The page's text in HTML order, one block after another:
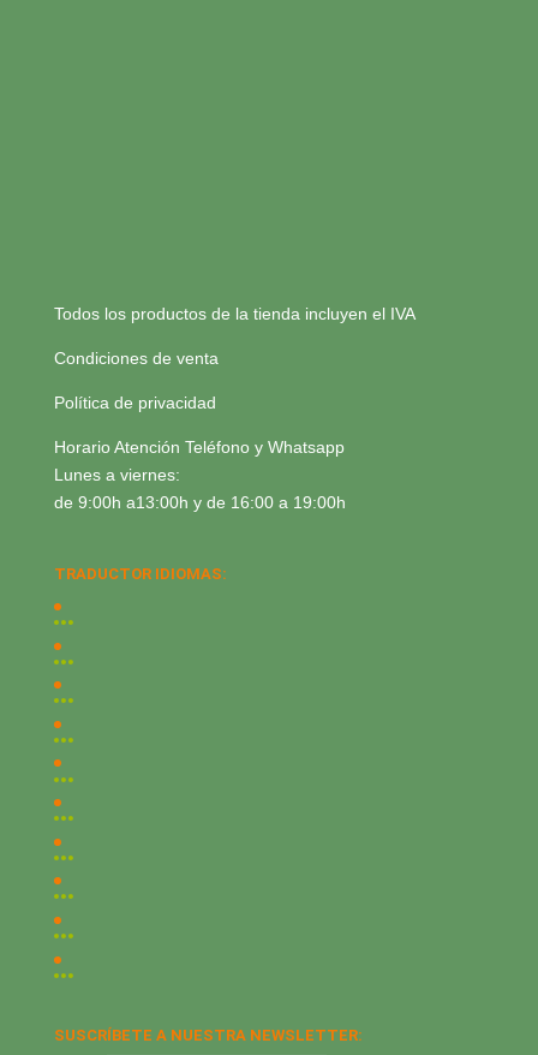
Todos los productos de la tienda incluyen el IVA
Condiciones de venta
Política de privacidad
Horario Atención Teléfono y Whatsapp
Lunes a viernes:
de 9:00h a13:00h y de 16:00 a 19:00h
TRADUCTOR IDIOMAS:
SUSCRÍBETE A NUESTRA NEWSLETTER: